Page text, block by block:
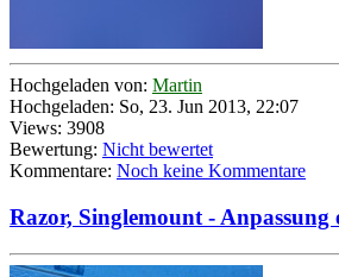
Hochgeladen von: Martin
Hochgeladen: So, 23. Jun 2013, 22:07
Views: 3908
Bewertung: Nicht bewertet
Kommentare: Noch keine Kommentare
Razor, Singlemount - Anpassung